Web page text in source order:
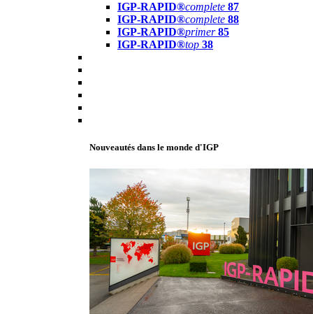
IGP-RAPID®complete 87
IGP-RAPID®complete 88
IGP-RAPID®primer 85
IGP-RAPID®top 38
Nouveautés dans le monde d'IGP